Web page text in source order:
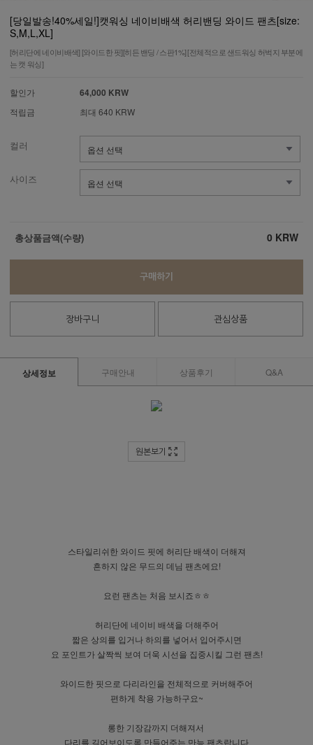
[당일발송!40%세일!]캣워싱 네이비배색 허리밴딩 와이드 팬츠[size:
S,M,L,XL]
[허리단에 네이비배색] [와이드한 핏][히든 밴딩 / 스판1%] [전체적으로 샌드워싱 허벅지 부분에
는 캣 워싱]
할인가 64,000 KRW
적립금 최대 640 KRW
컬러
사이즈
총상품금액(수량) 0 KRW
구매하기
장바구니 관심상품
상세정보 구매안내 상품후기 Q&A
원본보기
스타일리쉬한 와이드 핏에 허리단 배색이 더해져
흔하지 않은 무드의 데님 팬츠에요!
요런 팬츠는 처음 보시죠ㅎㅎ
허리단에 네이비 배색을 더해주어
짧은 상의를 입거나 하의를 넣어서 입어주시면
요 포인트가 살짝씩 보여 더욱 시선을 집중시킬 그런 팬츠!
와이드한 핏으로 다리라인을 전체적으로 커버해주어
편하게 착용 가능하구요~
롱한 기장감까지 더해져서
다리를 길어보이도록 만들어주는 만능 팬츠랍니다